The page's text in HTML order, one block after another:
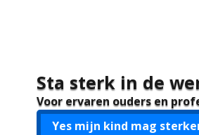
Sta sterk in de
Voor ervaren ouders en
Yes mijn kind mag